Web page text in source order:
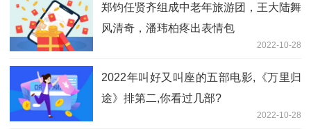
郑钧任贤齐组成中老年旅游团，王大陆舞
风清奇，潘玮柏疼出表情包
2022-10-28
2022年叫好又叫座的五部电影,《万里归
途》排第二,你看过几部?
2022-10-28